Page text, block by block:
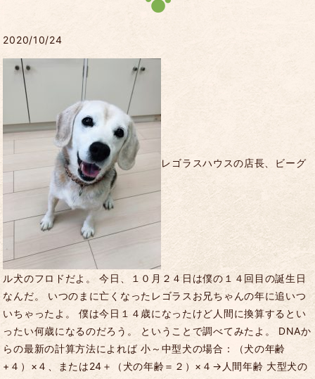
2020/10/24
レゴラスハウスの店長、ビーグ
ル犬のフロドだよ。 今日、１０月２４日は僕の１４回目の誕生日
なんだ。 いつのまに亡くなったレゴラスお兄ちゃんの年に追いつ
いちゃったよ。 僕は今日１４歳になったけど人間に換算するとい
ったい何歳になるのだろう。 ということで調べてみたよ。 DNAか
らの最新の計算方法によれば 小～中型犬の場合：（犬の年齢
+４）×４、または24＋（犬の年齢＝２）×４→人間年齢 大型犬の